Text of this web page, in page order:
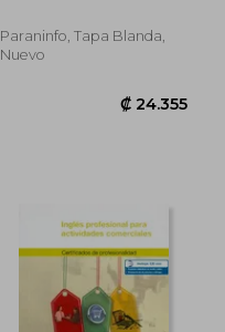
Paraninfo, Tapa Blanda,
Nuevo